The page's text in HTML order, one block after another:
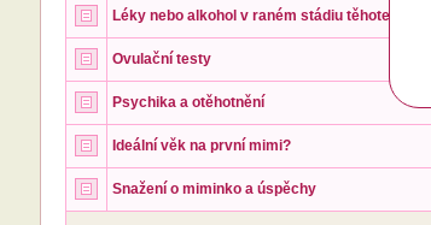
Léky nebo alkohol v raném stádiu těhotenství
Ovulační testy
Psychika a otěhotnění
Ideální věk na první mimi?
Snažení o miminko a úspěchy